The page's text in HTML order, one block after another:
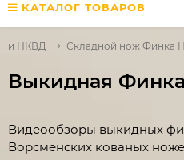
КАТАЛОГ ТОВАРОВ
НКВД Складной нож Финка
Выкидная
Видеообзоры выкидных
Ворсменских кованых